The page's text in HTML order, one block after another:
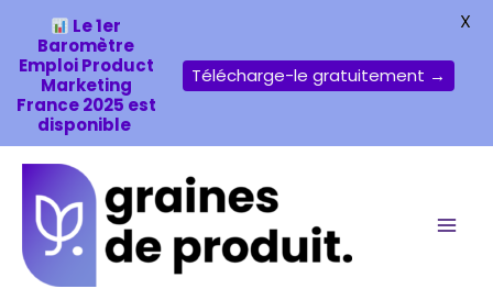
Aller
contenu
Le 1er
Baromètre
Emploi Product
Marketing
France 2025 est
disponible
Télécharge-le gratuitement →
X